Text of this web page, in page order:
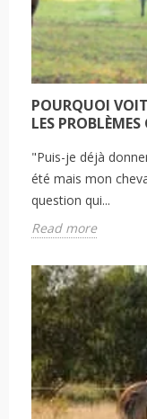
POURQUOI
LES
"Puis-je déjà
été mais mon
question qui...
Read more